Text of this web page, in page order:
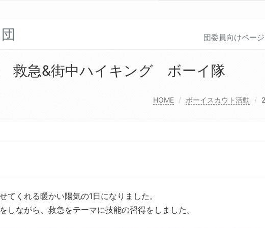
団委員向けページ
急&街中ハイキング ボーイ隊
HOME ボーイスカウト活動
くれる暖かい陽気の1日になりました。
しながら、救急をテーマに技能の習得をしました。